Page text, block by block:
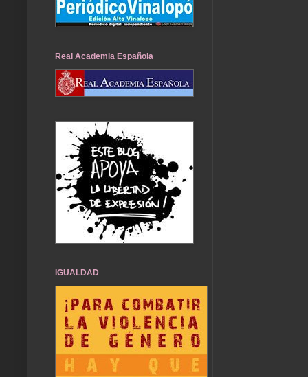
Real Academia Española
IGUALDAD